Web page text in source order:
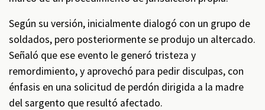
Según su versión, inicialmente dialogó con un grupo de
soldados, pero posteriormente se produjo un altercado.
Señaló que ese evento le generó tristeza y
remordimiento, y aprovechó para pedir disculpas, con
énfasis en una solicitud de perdón dirigida a la madre
del sargento que resultó afectado.